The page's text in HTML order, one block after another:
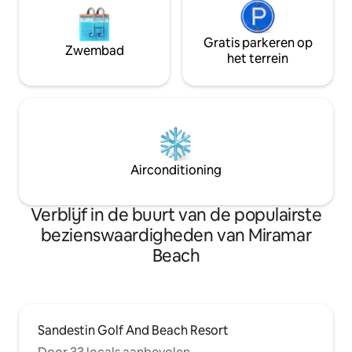
Zwembad
Gratis parkeren op
het terrein
Airconditioning
Verblijf in de buurt van de populairste
bezienswaardigheden van Miramar
Beach
Sandestin Golf And Beach Resort